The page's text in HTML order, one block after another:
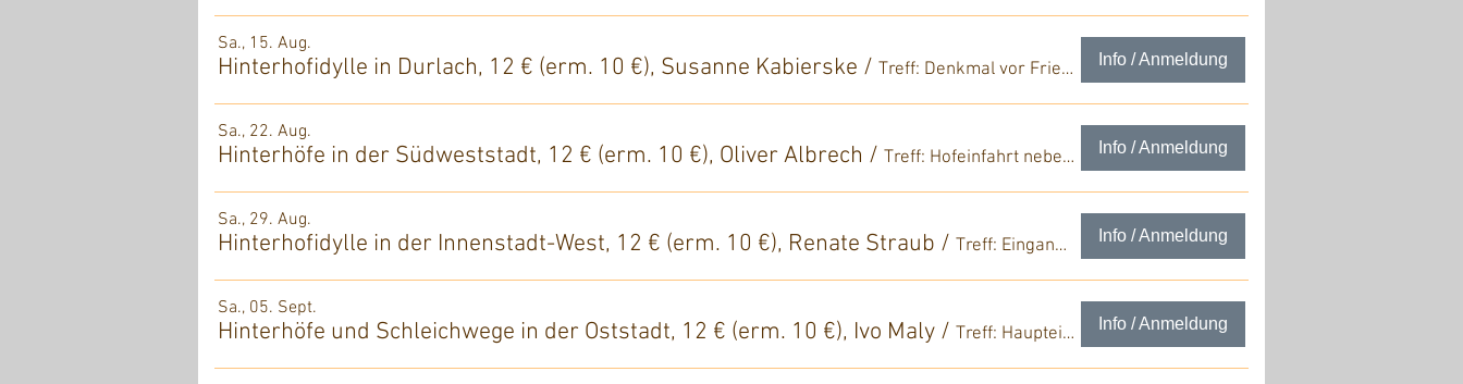
Sa., 15. Aug.
Hinterhofidylle in Durlach, 12 € (erm. 10 €), Susanne Kabierske / Treff: Denkmal vor Friedrich-Realschule Info / Anmeldung
Sa., 22. Aug.
Hinterhöfe in der Südweststadt, 12 € (erm. 10 €), Oliver Albrech / Treff: Hofeinfahrt neben der Leopoldstr. Info / Anmeldung
Sa., 29. Aug.
Hinterhofidylle in der Innenstadt-West, 12 € (erm. 10 €), Renate Straub / Treff: Eingang Karl Apotheke Info / Anmeldung
Sa., 05. Sept.
Hinterhöfe und Schleichwege in der Oststadt, 12 € (erm. 10 €), Ivo Maly / Treff: Haupteingang der Lutherkirche Info / Anmeldung